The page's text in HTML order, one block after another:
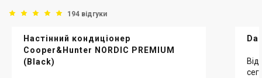
194 відгуки
Настінний кондиціонер
Cooper&Hunter NORDIC PREMIUM
(Black)